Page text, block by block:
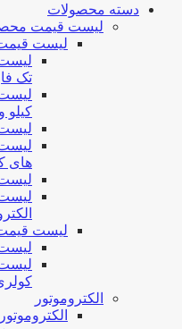
دسته محصولات
لیست قیمت
لیست قیمت
تک
کیلو
لیست
لیست
های
لیست
الکتروموتور